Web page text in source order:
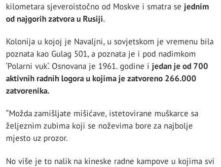
kilometara sjeveroistočno od Moskve i smatra se jednim
od najgorih zatvora u Rusiji.
Kolonija u kojoj je Navaljni, u sovjetskom je vremenu bila
poznata kao Gulag 501, a poznata je i pod nadimkom
‘Polarni vuk‘. Osnovana je 1961. godine i jedan je od 700
aktivnih radnih logora u kojima je zatvoreno 266.000
zatvorenika.
“Možda zamišljate mišićave, istetovirane muškarce sa
željeznim zubima koji se noževima bore za najbolje
mjesto uz prozor.
No više je to nalik na kineske radne kampove u kojima svi